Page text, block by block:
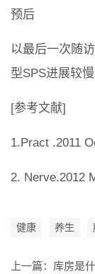
预后
以最后一次随
型SPS进展较
[参考文献]
1.Pract .2011
2. Nerve.2012
健康 养生
上一篇： 库房是